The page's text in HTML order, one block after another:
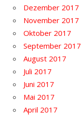
Dezember 2017
November 2017
Oktober 2017
September 2017
August 2017
Juli 2017
Juni 2017
Mai 2017
April 2017